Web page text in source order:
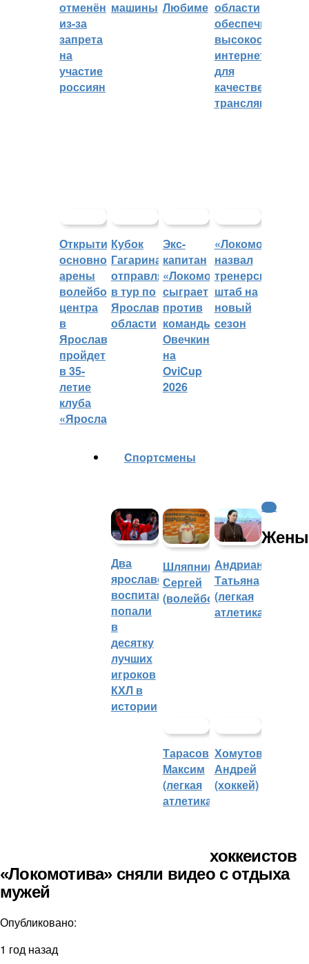
отменён
из-за
запрета
на
участие
россиян
машины Любиме области
обеспечивают
интернетом
для
качественных
трансляций
Открытие
основной
арены
волейбольного
центра
в
Ярославле
пройдет
в 35-
летие
клуба
«Ярославич»
Кубок
Гагарина
отправляется
в тур по
Ярославской
области
Экс-
капитан
«Локомотива»
сыграет
против
команды
Овечкина
на
OviCup
2026
«Локомотив»
назвал
тренерский
штаб на
новый
сезон
Cпортсмены
Два
ярославских
воспитанника
попали
в
десятку
лучших
игроков
КХЛ в
истории
Шляпников
Сергей
(волейбол)
Андрианова
Татьяна
(легкая
атлетика)
Тарасов
Максим
(легкая
атлетика)
Хомутов
Андрей
(хоккей)
КХЛ
Жены
хоккеистов
«Локомотива» сняли видео с отдыха
мужей
Опубликовано:
1 год назад